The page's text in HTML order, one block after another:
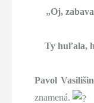
„Oj,
Ty huľala,
Pavol
znamená.